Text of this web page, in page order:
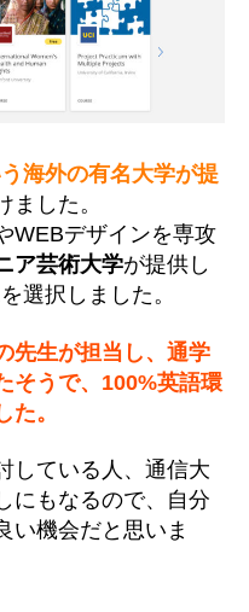
海外の有名大学が提
ました。
WEBデザインを専攻
ア芸術大学が提供し
を選択しました。
先生が担当し、通学
そうで、100%英語環
。
している人、通信大
にもなるので、自分
い機会だと思いま